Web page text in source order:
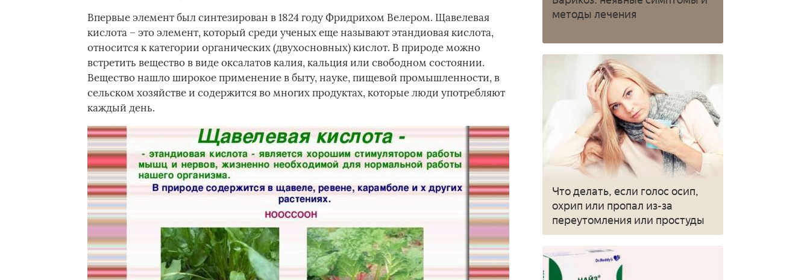
Впервые элемент был синтезирован в 1824 году Фридрихом Велером. Щавелевая
кислота – это элемент, который среди ученых еще называют этандиовая кислота,
относится к категории органических (двухосновных) кислот. В природе можно
встретить вещество в виде оксалатов калия, кальция или свободном состоянии.
Вещество нашло широкое применение в быту, науке, пищевой промышленности, в
сельском хозяйстве и содержится во многих продуктах, которые люди употребляют
каждый день.
методы лечения
Что делать, если голос осип,
охрип или пропал из-за
переутомления или простуды